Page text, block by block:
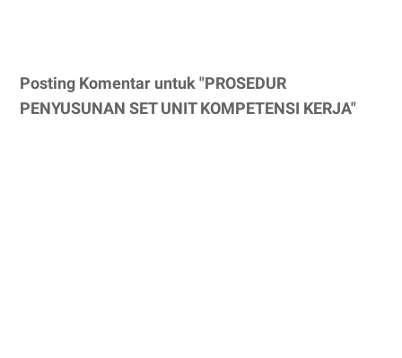
Posting Komentar untuk "PROSEDUR
PENYUSUNAN SET UNIT KOMPETENSI KERJA"